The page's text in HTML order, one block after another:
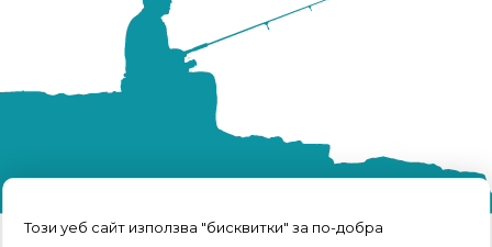
Този уеб сайт използва "бисквитки" за по-добра